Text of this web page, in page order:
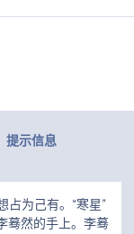
片
提示信息
占为己有。“寒星”
蓦然的手上。李蓦